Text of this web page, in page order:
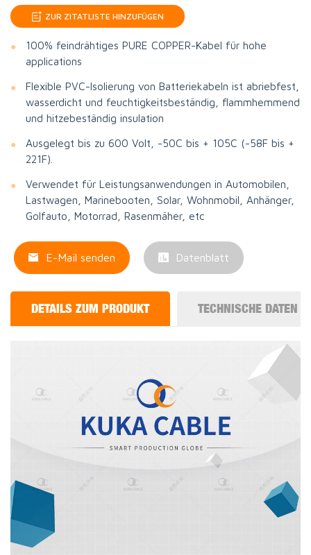
ZUR ZITATLISTE HINZUFÜGEN
100% feindrähtiges PURE COPPER-Kabel für hohe
applications
Flexible PVC-Isolierung von Batteriekabeln ist abriebfest,
wasserdicht und feuchtigkeitsbeständig, flammhemmend
und hitzebeständig insulation
Ausgelegt bis zu 600 Volt, -50C bis + 105C (-58F bis +
221F).
Verwendet für Leistungsanwendungen in Automobilen,
Lastwagen, Marinebooten, Solar, Wohnmobil, Anhänger,
Golfauto, Motorrad, Rasenmäher, etc
E-Mail senden Datenblatt
DETAILS ZUM PRODUKT TECHNISCHE DATEN